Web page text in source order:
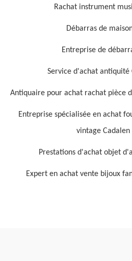
Rachat instrument
Débarras de
Entreprise de
Service d'achat antiquité
Antiquaire pour achat rachat pièce
Entreprise spécialisée en achat
vintage Cadalen
Prestations d'achat objet
Expert en achat vente bijoux